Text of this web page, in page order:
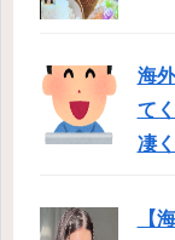
海
て
凄
【